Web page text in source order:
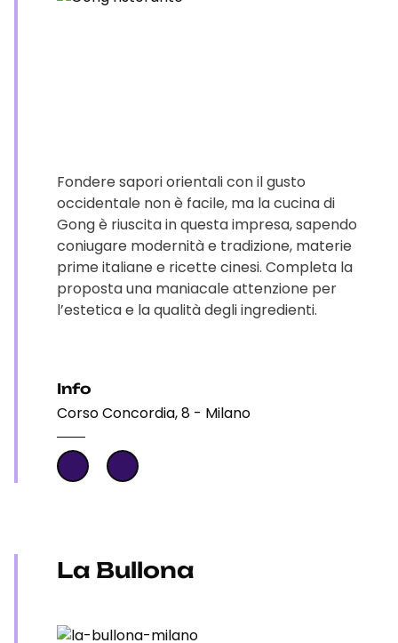
Fondere sapori orientali con il gusto
occidentale non è facile, ma la cucina di
Gong è riuscita in questa impresa, sapendo
coniugare modernità e tradizione, materie
prime italiane e ricette cinesi. Completa la
proposta una maniacale attenzione per
l’estetica e la qualità degli ingredienti.
Info
Corso Concordia, 8 - Milano
La Bullona